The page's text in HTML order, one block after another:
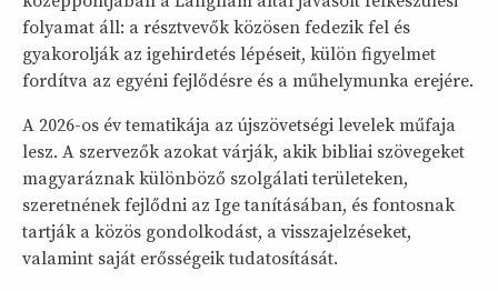
folyamat áll: a résztvevők közösen fedezik fel és
gyakorolják az igehirdetés lépéseit, külön figyelmet
fordítva az egyéni fejlődésre és a műhelymunka erejére.
A 2026-os év tematikája az újszövetségi levelek műfaja
lesz. A szervezők azokat várják, akik bibliai szövegeket
magyaráznak különböző szolgálati területeken,
szeretnének fejlődni az Ige tanításában, és fontosnak
tartják a közös gondolkodást, a visszajelzéseket,
valamint saját erősségeik tudatosítását.